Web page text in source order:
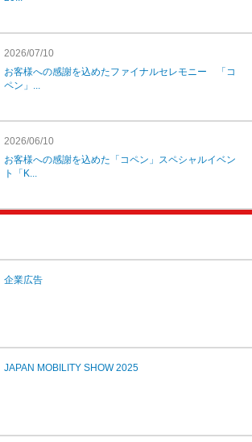
2026/07/10
お客様への感謝を込めたファイナルセレモニー 「コ
ペン」...
2026/06/10
お客様への感謝を込めた「コペン」スペシャルイベン
ト「K...
企業広告
JAPAN MOBILITY SHOW 2025